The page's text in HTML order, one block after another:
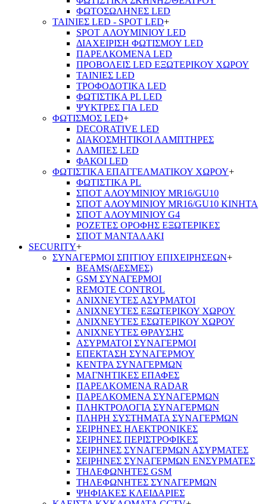
ΦΩΤΟΣΩΛΗΝΕΣ LED
ΤΑΙΝΙΕΣ LED - SPOT LED+
SPOT ΑΛΟΥΜΙΝΙΟΥ LED
ΔΙΑΧΕΙΡΙΣΗ ΦΩΤΙΣΜΟΥ LED
ΠΑΡΕΛΚΟΜΕΝΑ LED
ΠΡΟΒΟΛΕΙΣ LED ΕΞΩΤΕΡΙΚΟΥ ΧΩΡΟΥ
ΤΑΙΝΙΕΣ LED
ΤΡΟΦΟΔΟΤΙΚΑ LED
ΦΩΤΙΣΤΙΚΑ PL LED
ΨΥΚΤΡΕΣ ΓΙΑ LED
ΦΩΤΙΣΜΟΣ LED+
DECORATIVE LED
ΔΙΑΚΟΣΜΗΤΙΚΟΙ ΛΑΜΠΤΗΡΕΣ
ΛΑΜΠΕΣ LED
ΦΑΚΟΙ LED
ΦΩΤΙΣΤΙΚΑ ΕΠΑΓΓΕΛΜΑΤΙΚΟΥ ΧΩΡΟΥ+
ΦΩΤΙΣΤΙΚΑ PL
ΣΠΟΤ ΑΛΟΥΜΙΝΙΟΥ MR16/GU10
ΣΠΟΤ ΑΛΟΥΜΙΝΙΟΥ MR16/GU10 ΚΙΝΗΤΑ
ΣΠΟΤ ΑΛΟΥΜΙΝΙΟΥ G4
ΡΟΖΕΤΕΣ ΟΡΟΦΗΣ ΕΞΩΤΕΡΙΚΕΣ
ΣΠΟΤ ΜΑΝΤΑΛΑΚΙ
SECURITY+
ΣΥΝΑΓΕΡΜΟΙ ΣΠΙΤΙΟΥ ΕΠΙΧΕΙΡΗΣΕΩΝ+
BEAMS(ΔΕΣΜΕΣ)
GSM ΣΥΝΑΓΕΡΜΟΙ
REMOTE CONTROL
ΑΝΙΧΝΕΥΤΕΣ ΑΣΥΡΜΑΤΟΙ
ΑΝΙΧΝΕΥΤΕΣ ΕΞΩΤΕΡΙΚΟΥ ΧΩΡΟΥ
ΑΝΙΧΝΕΥΤΕΣ ΕΣΩΤΕΡΙΚΟΥ ΧΩΡΟΥ
ΑΝΙΧΝΕΥΤΕΣ ΘΡΑΥΣΗΣ
ΑΣΥΡΜΑΤΟΙ ΣΥΝΑΓΕΡΜΟΙ
ΕΠΕΚΤΑΣΗ ΣΥΝΑΓΕΡΜΟΥ
ΚΕΝΤΡΑ ΣΥΝΑΓΕΡΜΩΝ
ΜΑΓΝΗΤΙΚΕΣ ΕΠΑΦΕΣ
ΠΑΡΕΛΚOΜΕΝΑ RADAR
ΠΑΡΕΛΚΟΜΕΝΑ ΣΥΝΑΓΕΡΜΩΝ
ΠΛΗΚΤΡΟΛΟΓΙΑ ΣΥΝΑΓΕΡΜΩΝ
ΠΛΗΡΗ ΣΥΣΤΗΜΑΤΑ ΣΥΝΑΓΕΡΜΩΝ
ΣΕΙΡΗΝΕΣ ΗΛΕΚΤΡΟΝΙΚΕΣ
ΣΕΙΡΗΝΕΣ ΠΕΡΙΣΤΡΟΦΙΚΕΣ
ΣΕΙΡΗΝΕΣ ΣΥΝΑΓΕΡΜΩΝ ΑΣΥΡΜΑΤΕΣ
ΣΕΙΡΗΝΕΣ ΣΥΝΑΓΕΡΜΩΝ ΕΝΣΥΡΜΑΤΕΣ
ΤΗΛΕΦΩΝΗΤΕΣ GSM
ΤΗΛΕΦΩΝΗΤΕΣ ΣΥΝΑΓΕΡΜΩΝ
ΨΗΦΙΑΚΕΣ ΚΛΕΙΔΑΡΙΕΣ